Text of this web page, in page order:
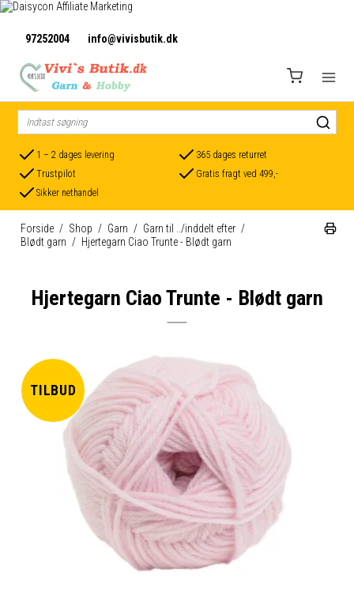
97252004 info@vivisbutik.dk
1 – 2 dages levering
365 dages returret
Trustpilot
Gratis fragt ved 499,-
Sikker nethandel
Forside / Shop / Garn / Garn til ../inddelt efter /
Blødt garn / Hjertegarn Ciao Trunte - Blødt garn
Hjertegarn Ciao Trunte - Blødt garn
TILBUD